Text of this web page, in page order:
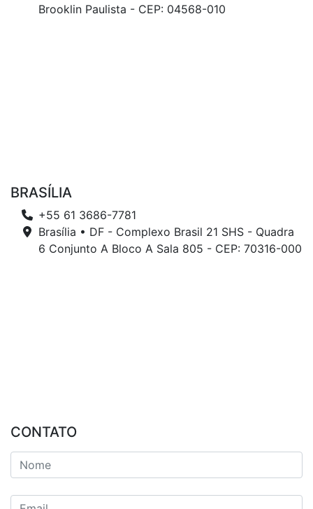
Brooklin Paulista - CEP: 04568-010
BRASÍLIA
+55 61 3686-7781
Brasília • DF - Complexo Brasil 21 SHS - Quadra
6 Conjunto A Bloco A Sala 805 - CEP: 70316-000
CONTATO